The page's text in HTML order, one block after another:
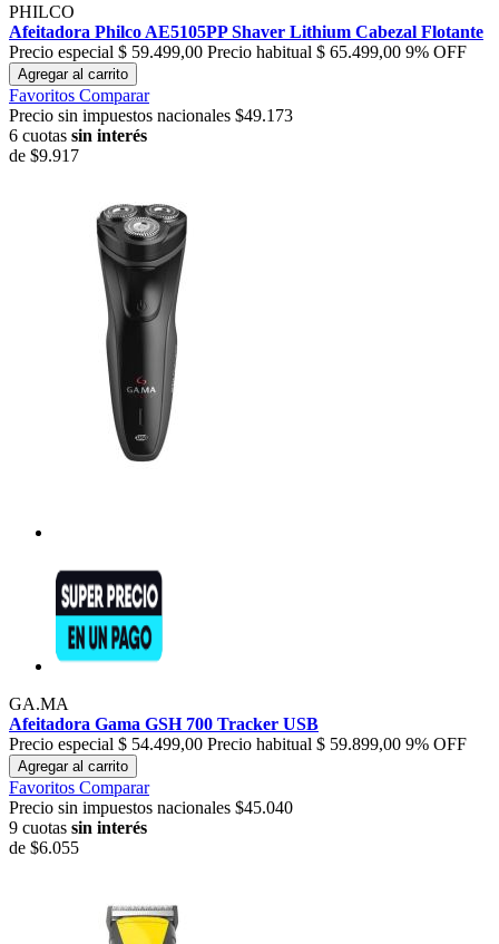
PHILCO
Afeitadora Philco AE5105PP Shaver Lithium Cabezal Flotante
Precio especial $ 59.499,00 Precio habitual $ 65.499,00 9% OFF
Agregar al carrito
Favoritos Comparar
Precio sin impuestos nacionales $49.173
6 cuotas sin interés
de $9.917
GA.MA
Afeitadora Gama GSH 700 Tracker USB
Precio especial $ 54.499,00 Precio habitual $ 59.899,00 9% OFF
Agregar al carrito
Favoritos Comparar
Precio sin impuestos nacionales $45.040
9 cuotas sin interés
de $6.055